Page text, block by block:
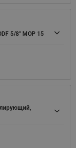
5/8" MOP 15